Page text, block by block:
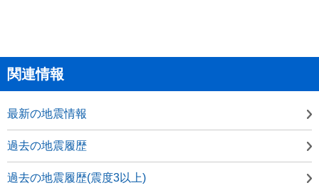
関連情報
最新の地震情報
過去の地震履歴
過去の地震履歴(震度3以上)